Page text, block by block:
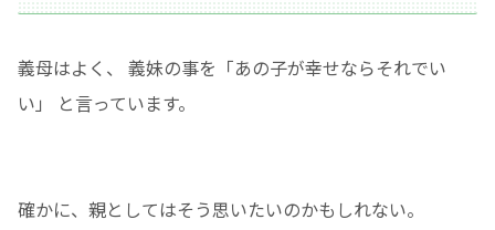
義母はよく、 義妹の事を「あの子が幸せならそれでい
い」 と言っています。
確かに、親としてはそう思いたいのかもしれない。